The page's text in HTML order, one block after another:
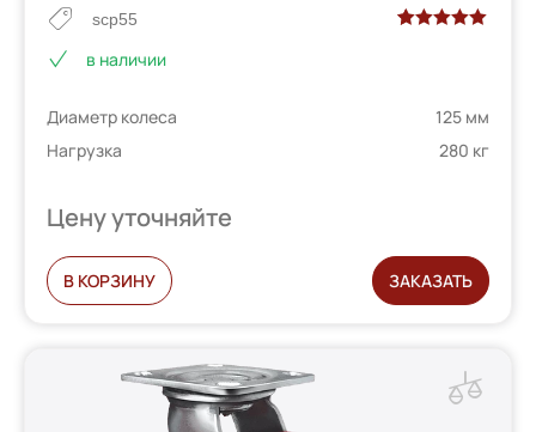
scp55
опроса
пользователей
в наличии
Диаметр колеса
125 мм
Нагрузка
280 кг
Цену уточняйте
В КОРЗИНУ ЗАКАЗАТЬ